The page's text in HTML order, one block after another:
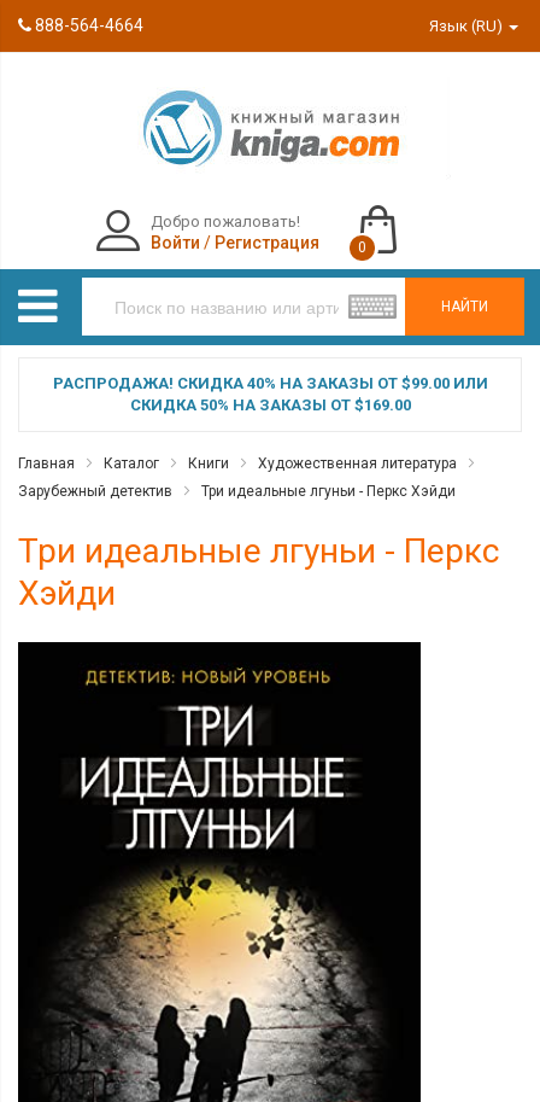
888-564-4664 Язык (RU)
НАЙТИ
Добро пожаловать!
Войти / Регистрация 0
РАСПРОДАЖА! СКИДКА 40% НА ЗАКАЗЫ ОТ $99.00 ИЛИ
СКИДКА 50% НА ЗАКАЗЫ ОТ $169.00
Главная Каталог Книги
Художественная литература
Зарубежный детектив
Три идеальные лгуньи - Перкс Хэйди
Три идеальные лгуньи - Перкс
Хэйди